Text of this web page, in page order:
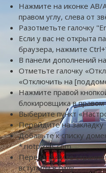
Нажмите на иконке AB/
правом углу, слева от
Разотметьте галочку
Если у вас не открыта
браузера, нажмите
В панели дополнений
Отметьте галочку
«Отключить на
Нажмите правой
блокировщика в правом
Выберите пункт
Перейдите на
Добавьте к списку
*.riotpixels.com
Перезагрузите
вступили в силу